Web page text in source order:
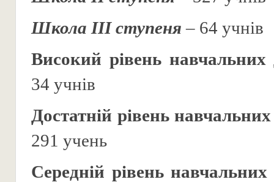
Школа ІІІ ступеня – 64 учнів
Високий рівень навчальних
34 учнів
Достатній рівень
291 учень
Середній рівень навчальних